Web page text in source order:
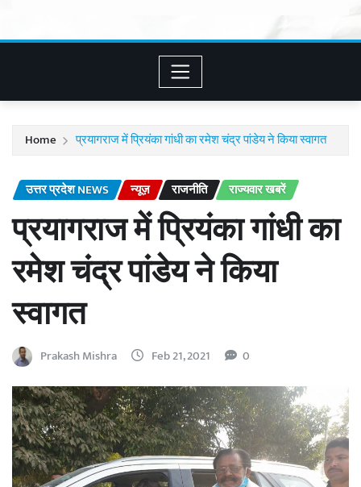
Home प्रयागराज में प्रियंका गांधी का रमेश चंद्र पांडेय ने किया स्वागत
उत्तर प्रदेश NEWS न्यूज़ राजनीति राज्यवार खबरें
प्रयागराज में प्रियंका गांधी का
रमेश चंद्र पांडेय ने किया
स्वागत
Prakash Mishra Feb 21, 2021 0